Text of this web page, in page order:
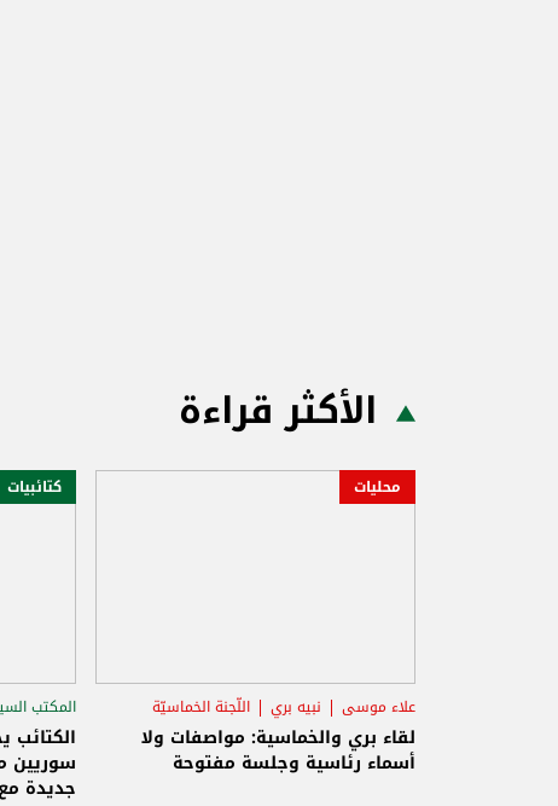
الأكثر قراءة
محليات
علاء موسى نبيه بري اللّجنة الخماسيّة
لقاء بري والخماسية: مواصفات ولا
أسماء رئاسية وجلسة مفتوحة
كتائبيات
المكتب
الكتائب
سوريين
جديدة